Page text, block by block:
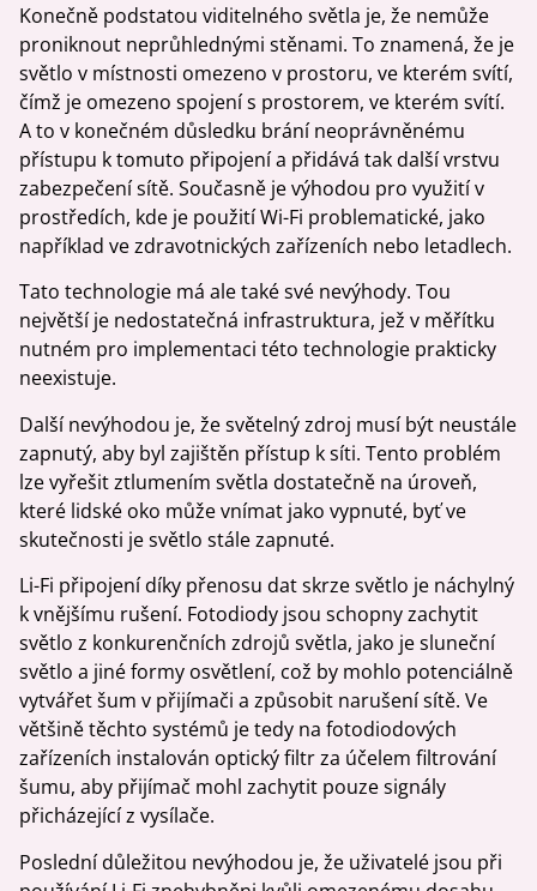
Konečně podstatou viditelného světla je, že nemůže
proniknout neprůhlednými stěnami. To znamená, že je
světlo v místnosti omezeno v prostoru, ve kterém svítí,
čímž je omezeno spojení s prostorem, ve kterém svítí.
A to v konečném důsledku brání neoprávněnému
přístupu k tomuto připojení a přidává tak další vrstvu
zabezpečení sítě. Současně je výhodou pro využití v
prostředích, kde je použití Wi-Fi problematické, jako
například ve zdravotnických zařízeních nebo letadlech.
Tato technologie má ale také své nevýhody. Tou
největší je nedostatečná infrastruktura, jež v měřítku
nutném pro implementaci této technologie prakticky
neexistuje.
Další nevýhodou je, že světelný zdroj musí být neustále
zapnutý, aby byl zajištěn přístup k síti. Tento problém
lze vyřešit ztlumením světla dostatečně na úroveň,
které lidské oko může vnímat jako vypnuté, byť ve
skutečnosti je světlo stále zapnuté.
Li-Fi připojení díky přenosu dat skrze světlo je náchylný
k vnějšímu rušení. Fotodiody jsou schopny zachytit
světlo z konkurenčních zdrojů světla, jako je sluneční
světlo a jiné formy osvětlení, což by mohlo potenciálně
vytvářet šum v přijímači a způsobit narušení sítě. Ve
většině těchto systémů je tedy na fotodiodových
zařízeních instalován optický filtr za účelem filtrování
šumu, aby přijímač mohl zachytit pouze signály
přicházející z vysílače.
Poslední důležitou nevýhodou je, že uživatelé jsou při